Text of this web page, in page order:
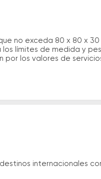
no exceda 80 x 80 x
límites de medida y
por los valores de
internacionales